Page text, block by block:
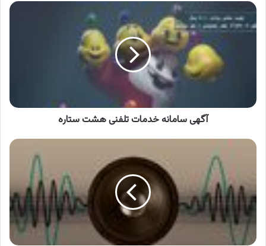
آگهی
سامانه
خدمات
آگهی سامانه خدمات تلفنی هشت ستاره
آگهی
صنعت
هونامیک